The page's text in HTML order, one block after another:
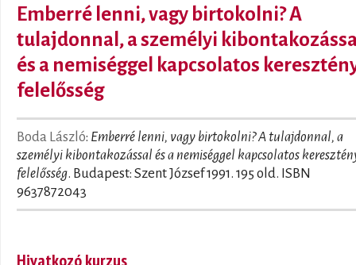
Emberré lenni, vagy birtokolni? A
tulajdonnal, a személyi
és a nemiséggel kapcsolatos
felelősség
Boda László: Emberré lenni, vagy birtokolni? A tulajdonnal, a
személyi kibontakozással és a nemiséggel kapcsolatos
felelősség. Budapest: Szent József 1991. 195 old. ISBN
9637872043
Hivatkozó kurzus